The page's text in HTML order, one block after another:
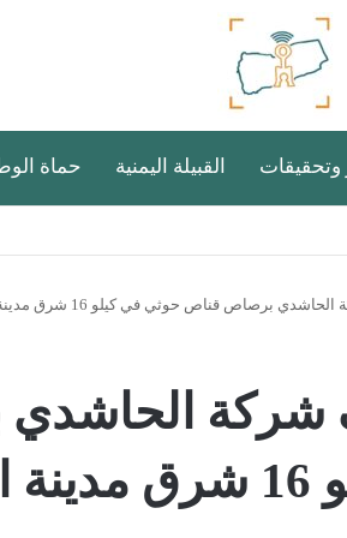
وتحقيقات القبيلة اليمنية حماة
برصاص قناص حوثي في كيلو 16 شرق مدينة الحديدة – فيديو
شركة